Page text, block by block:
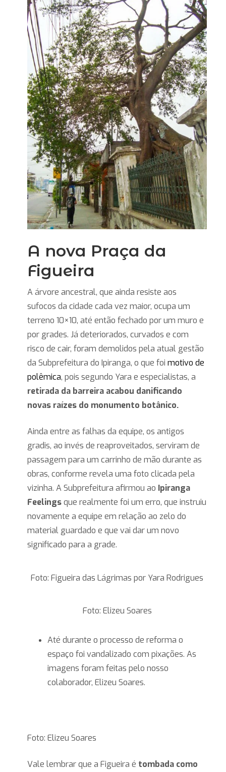
A nova Praça da
Figueira
A árvore ancestral, que ainda resiste aos
sufocos da cidade cada vez maior, ocupa um
terreno 10×10, até então fechado por um muro e
por grades. Já deteriorados, curvados e com
risco de cair, foram demolidos pela atual gestão
da Subprefeitura do Ipiranga, o que foi motivo de
polêmica, pois segundo Yara e especialistas, a
retirada da barreira acabou danificando
novas raízes do monumento botânico.
Ainda entre as falhas da equipe, os antigos
gradis, ao invés de reaproveitados, serviram de
passagem para um carrinho de mão durante as
obras, conforme revela uma foto clicada pela
vizinha. A Subprefeitura afirmou ao Ipiranga
Feelingsque realmente foi um erro, que instruiu
novamente a equipe em relação ao zelo do
material guardado e que vai dar um novo
significado para a grade.
Foto: Figueira das Lágrimas por Yara Rodrigues
Foto: Elizeu Soares
Até durante o processo de reforma o
espaço foi vandalizado com pixações. As
imagens foram feitas pelo nosso
colaborador, Elizeu Soares.
Foto: Elizeu Soares
Vale lembrar que a Figueira é tombada como